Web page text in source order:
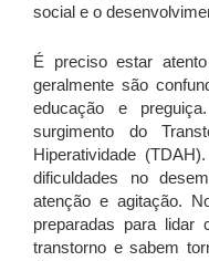
social e o
É preciso estar
geralmente são
educação e
surgimento do
Hiperatividade
dificuldades no
atenção e agitação.
preparadas para
transtorno e sabem